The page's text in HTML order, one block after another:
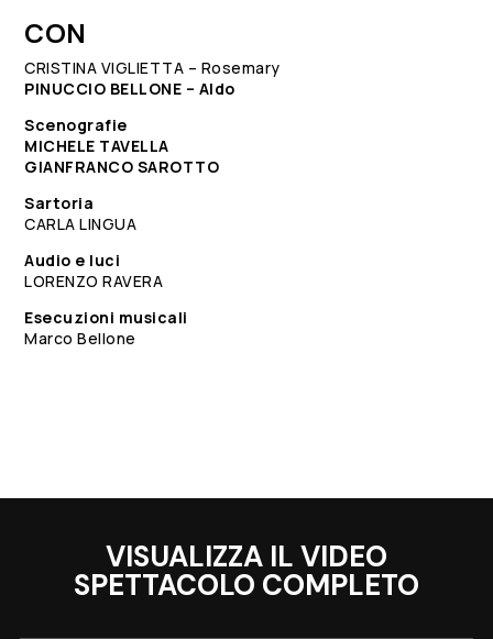
CON
CRISTINA VIGLIETTA – Rosemary
PINUCCIO BELLONE – Aldo
Scenografie
MICHELE TAVELLA
GIANFRANCO SAROTTO
Sartoria
CARLA LINGUA
Audio e luci
LORENZO RAVERA
Esecuzioni musicali
Marco Bellone
VISUALIZZA IL VIDEO
SPETTACOLO COMPLETO